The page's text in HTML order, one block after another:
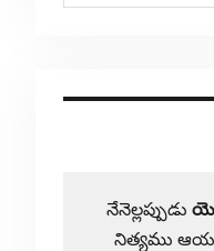
నేనెల్లప్పుడు
నిత్యము ఆయన